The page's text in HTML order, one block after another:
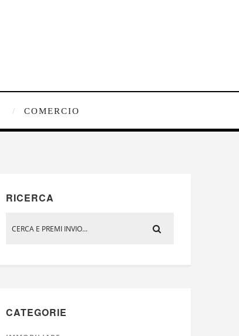
COMERCIO
RICERCA
CATEGORIE